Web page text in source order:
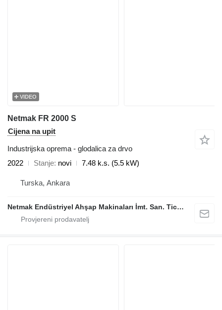
VIDEO
Netmak FR 2000 S
Cijena na upit
Industrijska oprema - glodalica za drvo
2022
Stanje novi 7.48 k.s. (5.5 kW)
Turska, Ankara
Netmak Endüstriyel Ahşap Makinaları İmt. San. Tic. A.Ş.